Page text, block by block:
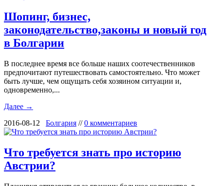
Шопинг, бизнес,
законодательство,законы и новый год
в Болгарии
В последнее время все больше наших соотечественников
предпочитают путешествовать самостоятельно. Что может
быть лучше, чем ощущать себя хозяином ситуации и,
одновременно,...
Далее →
2016-08-12 Болгария //0 комментариев
Что требуется знать про историю
Австрии?